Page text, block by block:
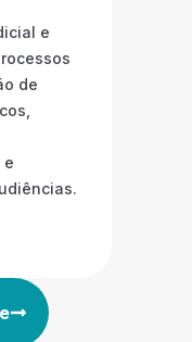
e
de
e